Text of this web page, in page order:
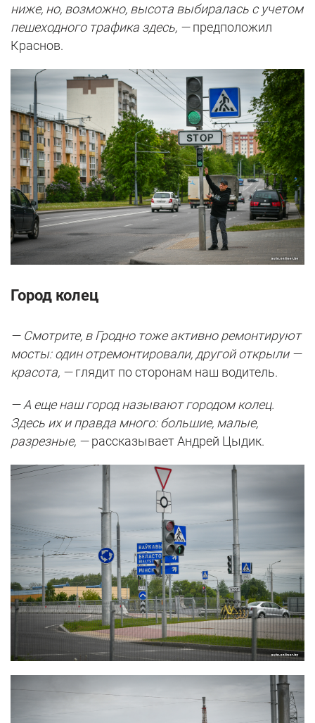
ниже, но, возможно, высота выбиралась с учетом
пешеходного трафика здесь, —предположил
Краснов.
Город колец
— Смотрите, в Гродно тоже активно ремонтируют
мосты: один отремонтировали, другой открыли —
красота, —глядит по сторонам наш водитель.
— А еще наш город называют городом колец.
Здесь их и правда много: большие, малые,
разрезные, —рассказывает Андрей Цыдик.